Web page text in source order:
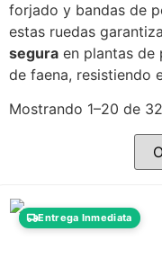
forjado y bandas de
estas ruedas
segura en plantas de
de faena, resistiendo
Mostrando 1–20 de
Entrega Inmediata